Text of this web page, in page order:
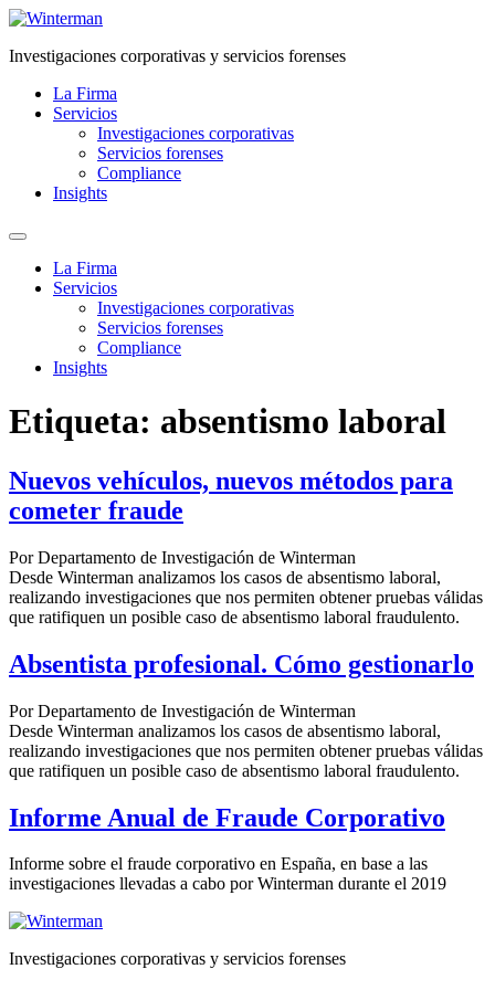
Ir
contenido
Investigaciones corporativas y servicios forenses
La Firma
Servicios
Investigaciones corporativas
Servicios forenses
Compliance
Insights
La Firma
Servicios
Investigaciones corporativas
Servicios forenses
Compliance
Insights
Etiqueta: absentismo laboral
Nuevos vehículos, nuevos métodos para
cometer fraude
Por Departamento de Investigación de Winterman
Desde Winterman analizamos los casos de absentismo laboral,
realizando investigaciones que nos permiten obtener pruebas válidas
que ratifiquen un posible caso de absentismo laboral fraudulento.
Absentista profesional. Cómo gestionarlo
Por Departamento de Investigación de Winterman
Desde Winterman analizamos los casos de absentismo laboral,
realizando investigaciones que nos permiten obtener pruebas válidas
que ratifiquen un posible caso de absentismo laboral fraudulento.
Informe Anual de Fraude Corporativo
Informe sobre el fraude corporativo en España, en base a las
investigaciones llevadas a cabo por Winterman durante el 2019
Investigaciones corporativas y servicios forenses